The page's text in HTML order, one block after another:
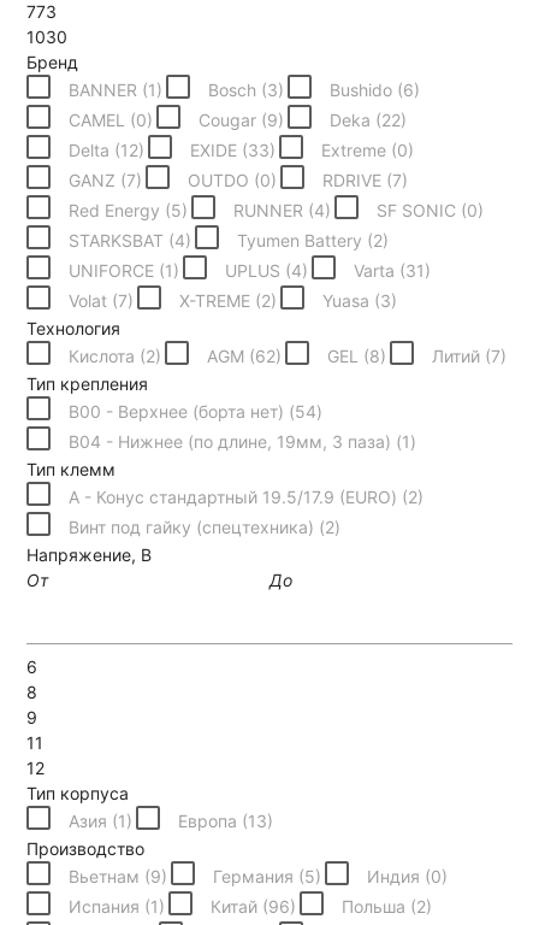
773
1030
Бренд
BANNER (1) Bosch (3) Bushido (6)
CAMEL (0) Cougar (9) Deka (22)
Delta (12) EXIDE (33) Extreme (0)
GANZ (7) OUTDO (0) RDRIVE (7)
Red Energy (5) RUNNER (4) SF SONIC (0)
STARKSBAT (4) Tyumen Battery (2)
UNIFORCE (1) UPLUS (4) Varta (31)
Volat (7) X-TREME (2) Yuasa (3)
Технология
Кислота (2) AGM (62) GEL (8) Литий (7)
Тип крепления
B00 - Верхнее (борта нет) (54)
B04 - Нижнее (по длине, 19мм, 3 паза) (1)
Тип клемм
A - Конус стандартный 19.5/17.9 (EURO) (2)
Винт под гайку (спецтехника) (2)
Напряжение, В
От
До
6
8
9
11
12
Тип корпуса
Азия (1) Европа (13)
Производство
Вьетнам (9) Германия (5) Индия (0)
Испания (1) Китай (96) Польша (2)